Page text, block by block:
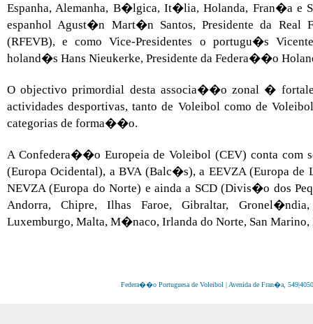
Espanha, Alemanha, B�lgica, It�lia, Holanda, Fran�a
espanhol Agust�n Mart�n Santos, Presidente da Real
(RFEVB), e como Vice-Presidentes o portugu�s
holand�s Hans Nieukerke, Presidente da Federa��o
O objectivo primordial desta associa��o zonal �
actividades desportivas, tanto de Voleibol como de
categorias de forma��o.
A Confedera��o Europeia de Voleibol (CEV) conta com
(Europa Ocidental), a BVA (Balc�s), a EEVZA (Europa de
NEVZA (Europa do Norte) e ainda a SCD (Divis�o dos
Andorra, Chipre, Ilhas Faroe, Gibraltar,
Luxemburgo, Malta, M�naco, Irlanda do Norte, San
Federa��o Portuguesa de Voleibol | Avenida de Fran�a,